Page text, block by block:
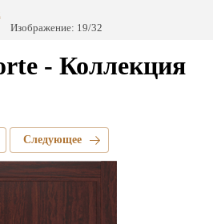
Изображение: 19/32
- Коллекция
Следующее